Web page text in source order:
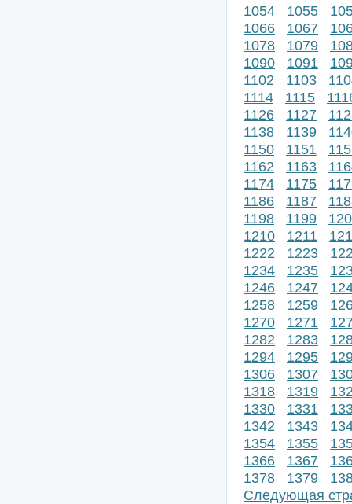
1054
1055
1066
1067
1078
1079
1090
1091
1102
1103
1114
1115
1126
1127
1138
1139
1150
1151
1162
1163
1174
1175
1186
1187
1198
1199
1210
1211
1222
1223
1234
1235
1246
1247
1258
1259
1270
1271
1282
1283
1294
1295
1306
1307
1318
1319
1330
1331
1342
1343
1354
1355
1366
1367
1378
1379
Следующая